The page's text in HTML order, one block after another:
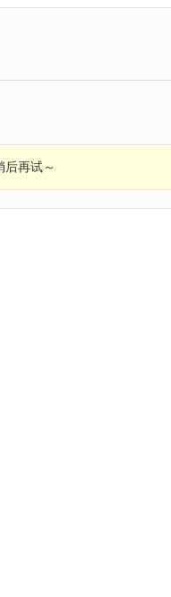
后再试～